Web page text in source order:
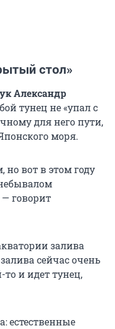
стол»
Александр
тунец не «упал с
для него пути,
моря.
но вот в этом году
говорит
залива
сейчас очень
и идет тунец,
естественные